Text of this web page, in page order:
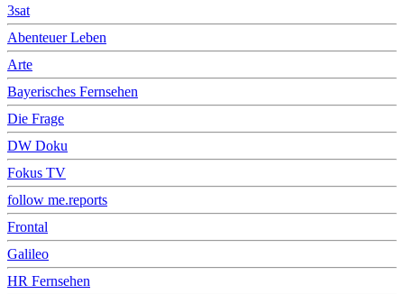
3sat
Abenteuer Leben
Arte
Bayerisches Fernsehen
Die Frage
DW Doku
Fokus TV
follow me.reports
Frontal
Galileo
HR Fernsehen